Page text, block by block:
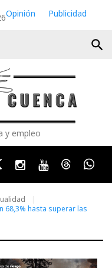
Opinión
Publicidad
search
y empleo
TwitterInstagram
YoutubeThreads
68,3% hasta superar las